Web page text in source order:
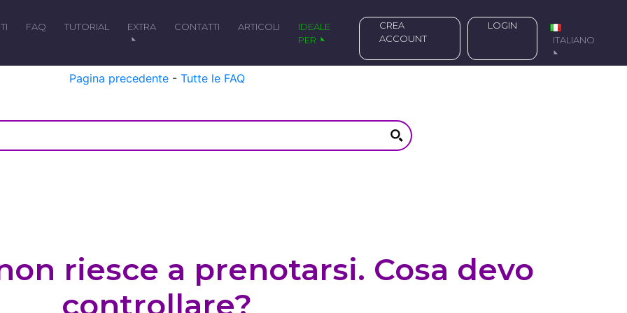
FAQ TUTORIAL EXTRA CONTATTI ARTICOLI
IDEALE
PER
CREA
ACCOUNT
LOGIN
ITALIANO
Pagina precedente- Tutte le FAQ
riesce a prenotarsi. Cosa devo
controllare?